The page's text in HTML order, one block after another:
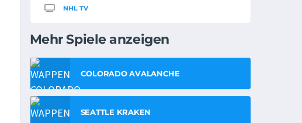
NHL TV
Mehr Spiele anzeigen
COLORADO AVALANCHE
SEATTLE KRAKEN